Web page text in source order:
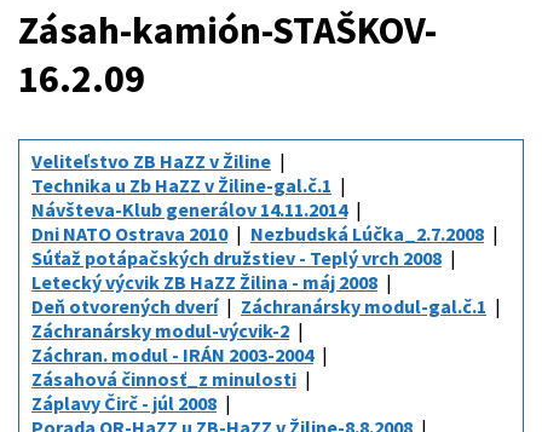
Zásah-kamión-STAŠKOV-
16.2.09
Veliteľstvo ZB HaZZ v Žiline
Technika u Zb HaZZ v Žiline-gal.č.1
Návšteva-Klub generálov 14.11.2014
Dni NATO Ostrava 2010
Nezbudská Lúčka_2.7.2008
Súťaž potápačských družstiev - Teplý vrch 2008
Letecký výcvik ZB HaZZ Žilina - máj 2008
Deň otvorených dverí
Záchranársky modul-gal.č.1
Záchranársky modul-výcvik-2
Záchran. modul - IRÁN 2003-2004
Zásahová činnosť_z minulosti
Záplavy Čirč - júl 2008